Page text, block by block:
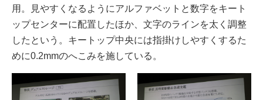
用。見やすくなるようにアルファベットと数字をキート
ップセンターに配置したほか、文字のラインを太く調整
したという。キートップ中央には指掛けしやすくするた
めに0.2mmのへこみを施している。